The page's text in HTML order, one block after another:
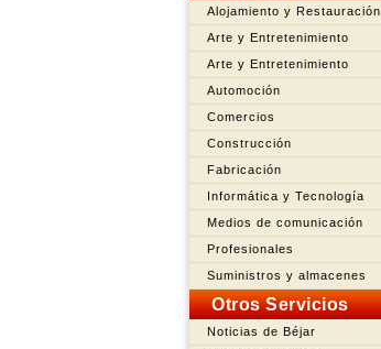
Alojamiento y Restauración
Arte y Entretenimiento
Arte y Entretenimiento
Automoción
Comercios
Construcción
Fabricación
Informática y Tecnología
Medios de comunicación
Profesionales
Suministros y almacenes
Otros Servicios
Noticias de Béjar